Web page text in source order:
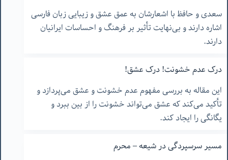
سعدی و حافظ با اشعارشان به عمق عشق و زیبایی زبان فارسی
اشاره دارند و بی‌نهایت تأثیر بر فرهنگ و احساسات ایرانیان
دارند.
درک عدم خشونت! درک عشق!
این مقاله به بررسی مفهوم عدم خشونت و عشق می‌پردازد و
تأکید می‌کند که عشق می‌تواند خشونت را از بین ببرد و
یگانگی را ایجاد کند.
مسیر سرسپردگی در شیعه – محرم